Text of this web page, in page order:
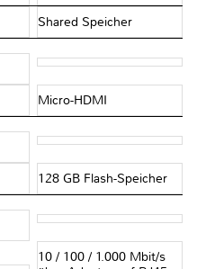
Shared Speicher
Micro-HDMI
128 GB Flash-Speicher
10 / 100 / 1.000 Mbit/s